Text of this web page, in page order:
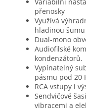
přenosky
Využívá
hladinou šumu
Dual-mono
Audiofilské
kondenzátorů.
Vypínatelný
pásmu pod 20
RCA vstupy i
Sendvičové
vibracemi a